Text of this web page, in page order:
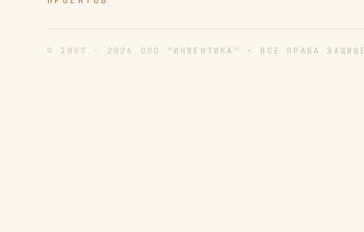
© 2007 - 2026 ООО "ИНВЕНТИКА" • ВСЕ ПРАВА